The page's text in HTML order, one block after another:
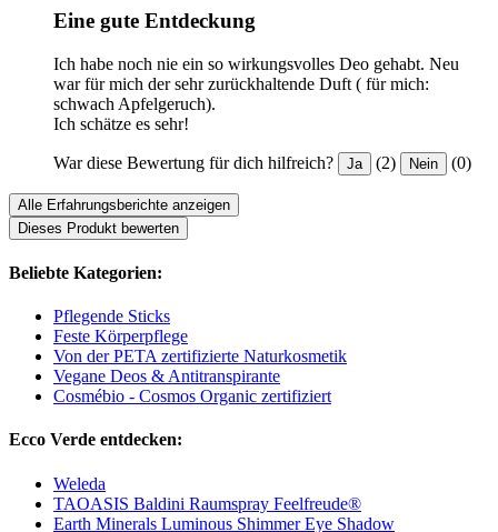
Eine gute Entdeckung
Ich habe noch nie ein so wirkungsvolles Deo gehabt. Neu
war für mich der sehr zurückhaltende Duft ( für mich:
schwach Apfelgeruch).
Ich schätze es sehr!
War diese Bewertung für dich hilfreich? Ja (2) Nein (0)
Alle Erfahrungsberichte anzeigen
Dieses Produkt bewerten
Beliebte Kategorien:
Pflegende Sticks
Feste Körperpflege
Von der PETA zertifizierte Naturkosmetik
Vegane Deos & Antitranspirante
Cosmébio - Cosmos Organic zertifiziert
Ecco Verde entdecken:
Weleda
TAOASIS Baldini Raumspray Feelfreude®
Earth Minerals Luminous Shimmer Eye Shadow